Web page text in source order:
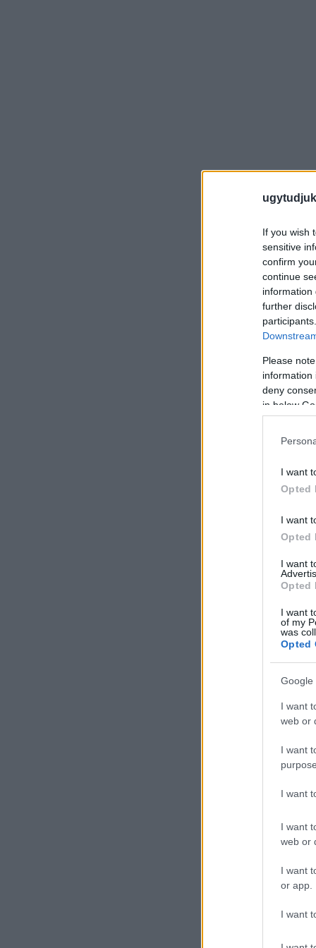
If you wish
sensitive
confirm
continue
information
further
Please
information
deny
in below
I want
Opted
I want
Opted
I want
Opted
I want
of my
was
Opted
Google
I want
web or
I want
I want
I want
web or
I want
or app.
I want